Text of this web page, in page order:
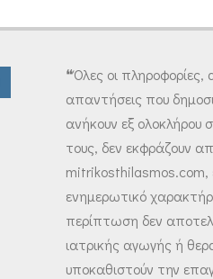
❝Όλες οι πληροφορίες,
απαντήσεις που
ανήκουν εξ ολοκλήρου
τους, δεν εκφράζουν
mitrikosthilasmos.com,
ενημερωτικό
περίπτωση δεν
ιατρικής αγωγής ή
υποκαθιστούν την